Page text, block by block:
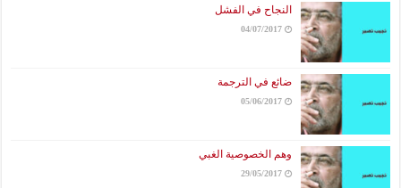
النجاح في الفشل
04/07/2017
ضائع في الترجمة
05/06/2017
وهم الخصوصية الغبي
29/05/2017